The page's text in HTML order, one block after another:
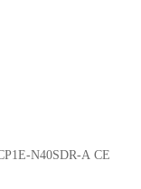
N40SDR-A CE